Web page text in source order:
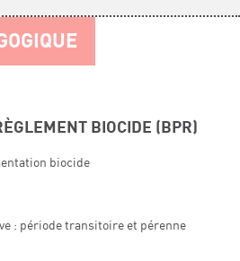
BIOCIDE (BPR)
biocide
: période transitoire et pérenne